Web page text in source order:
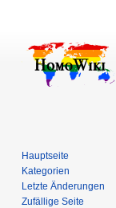
Hauptseite
Kategorien
Letzte Änderungen
Zufällige Seite